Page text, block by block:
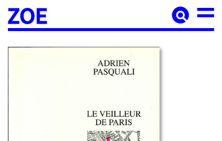
Accueil
À paraître
Catalogue
Auteur·ices